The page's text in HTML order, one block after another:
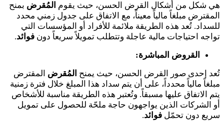
هي شكل من أشكال القرض الحسن، حيث يقوم المُقرض بمنح
المقترض مبلغاً مالياً معيناً، مع الاتفاق على جدول زمني محدد
للسداد. تُعد هذه الطريقة ملائمة للأفراد أو المؤسسات التي
تواجه احتياجات مالية عاجلة وتتطلب تمويلاً سريعاً دون فوائد.
القروض المباشرة:
تُعد إحدى صور القرض الحسن، حيث يمنح المُقرض المقترض
مبلغاً مالياً محدداً، على أن يتم سداد هذا المبلغ خلال فترة زمنية
يتم الاتفاق عليها مسبقاً. وتُعتبر هذه الطريقة مناسبة للأشخاص
أو الشركات الذين يواجهون حاجة ملحّة للحصول على تمويل
سريع دون تحمّل فوائد.